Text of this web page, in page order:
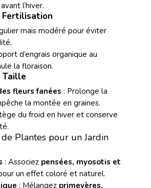
l’hiver.
mais modéré pour éviter
d’engrais organique au
la floraison.
fleurs fanées : Prolonge la
la montée en graines.
du froid en hiver et conserve
Plantes pour un Jardin
: Associez pensées, myosotis et
un effet coloré et naturel.
: Mélangez primevères,